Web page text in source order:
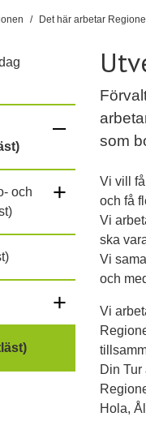
Det här arbetar
–
ä
l
i
o
och
+
+
som
Vi vill
och få
Vi
ska
Vi
och
Vi
Din
Hola,